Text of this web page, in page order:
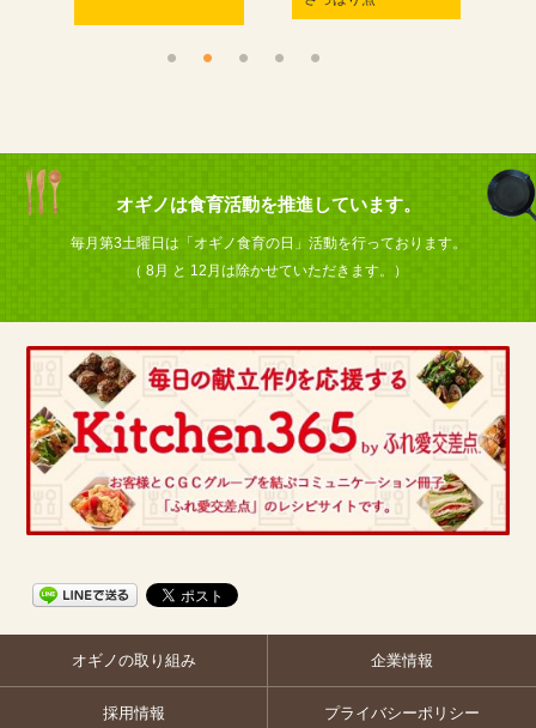
オギノは食育活動を推進しています。
毎月第3土曜日は「オギノ食育の日」活動を行っております。
（ 8月 と 12月は除かせていただきます。）
オギノの取り組み 企業情報
採用情報 プライバシーポリシー